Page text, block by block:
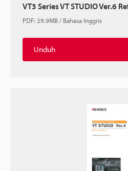
VT3 Series VT STUDIO Ver.6
PDF: 29.9MB/Bahasa Inggris
Unduh